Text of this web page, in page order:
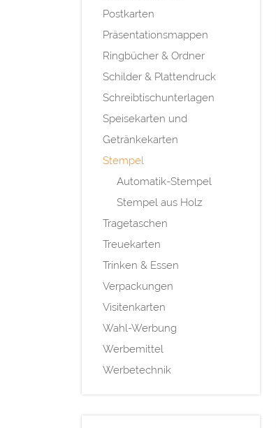
Postkarten
Präsentationsmappen
Ringbücher & Ordner
Schilder & Plattendruck
Schreibtischunterlagen
Speisekarten und
Getränkekarten
Stempel
Automatik-Stempel
Stempel aus Holz
Tragetaschen
Treuekarten
Trinken & Essen
Verpackungen
Visitenkarten
Wahl-Werbung
Werbemittel
Werbetechnik